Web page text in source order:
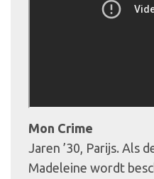
Mon Crime
Jaren ’30, Parijs. Als
Madeleine wordt